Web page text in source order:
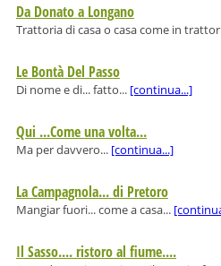
Da Donato a Longano
Trattoria di casa o casa come in
Le Bontà Del Passo
Di nome e di... fatto... [continua...]
Qui ...Come una volta...
Ma per davvero... [continua...]
La Campagnola... di Pretoro
Mangiar fuori... come a casa...
Il Sasso.... ristoro al fiume....